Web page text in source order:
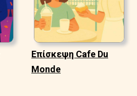
Επίσκεψη Cafe Du
Monde